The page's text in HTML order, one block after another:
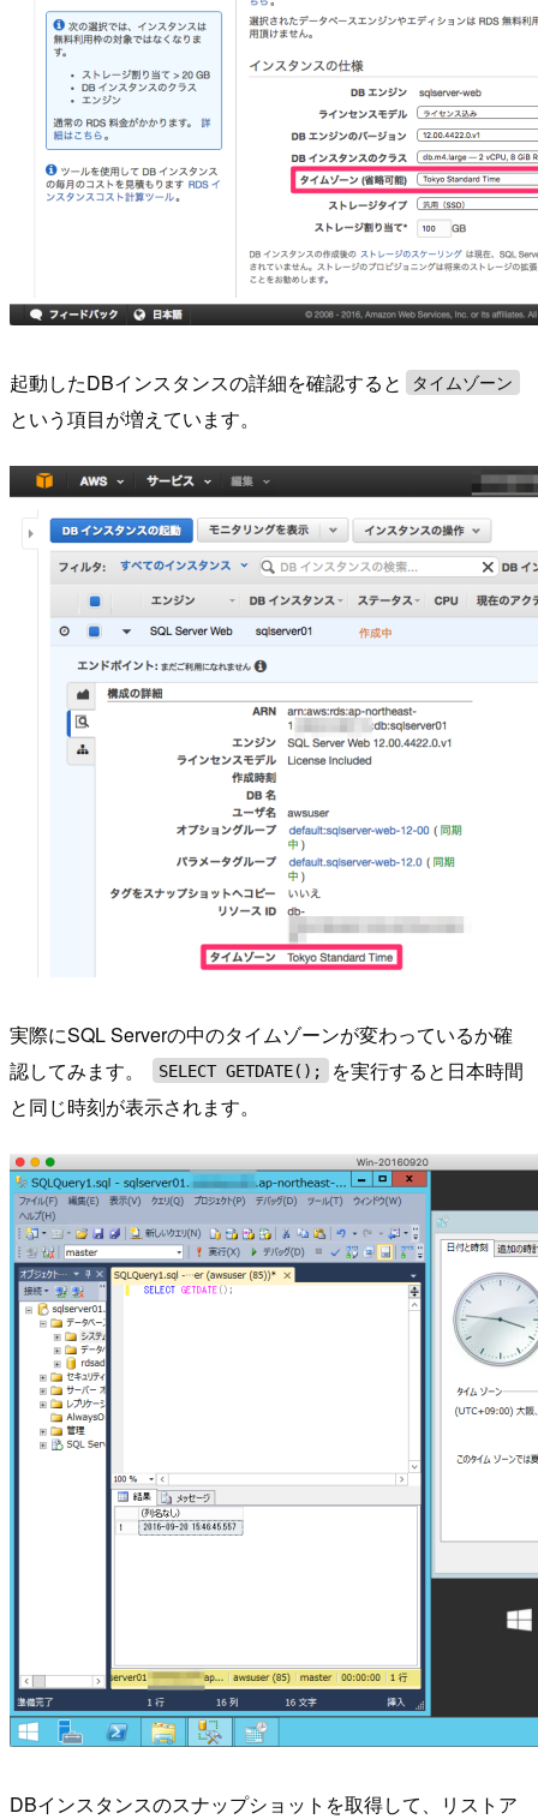
起動したDBインスタンスの詳細を確認すると タイムゾーン
という項目が増えています。
実際にSQL Serverの中のタイムゾーンが変わっているか確
認してみます。
SELECT GETDATE();
を実行すると日本時間
と同じ時刻が表示されます。
DBインスタンスのスナップショットを取得して、リストア